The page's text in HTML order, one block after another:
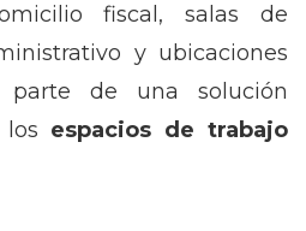
fiscal, salas de
y ubicaciones
parte de una solución
espacios de trabajo